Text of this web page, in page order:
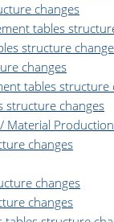
changes
tables
structure
changes
tables structure
structure changes
Material
changes
changes
changes